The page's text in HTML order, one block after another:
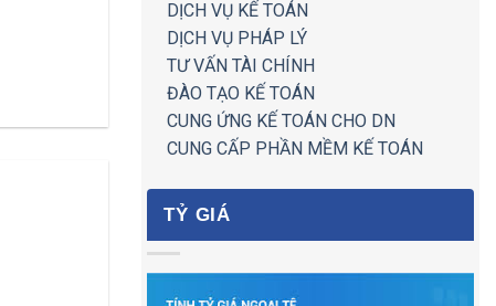
DỊCH VỤ KẾ TOÁN
DỊCH VỤ PHÁP LÝ
TƯ VẤN TÀI CHÍNH
ĐÀO TẠO KẾ TOÁN
CUNG ỨNG KẾ TOÁN CHO DN
CUNG CẤP PHẦN MỀM KẾ TOÁN
TỶ GIÁ